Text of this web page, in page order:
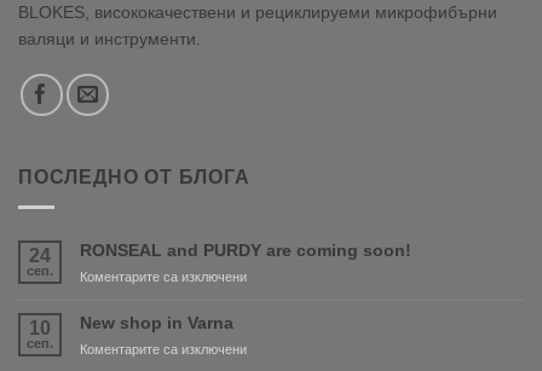
BLOKES, висококачествени и рециклируеми микрофибърни
валяци и инструменти.
ПОСЛЕДНО ОТ БЛОГА
24
сеп.
RONSEAL and PURDY are coming soon!
Коментарите са изключениза
are
10
сеп.
New shop in Varna
Коментарите са изключениза